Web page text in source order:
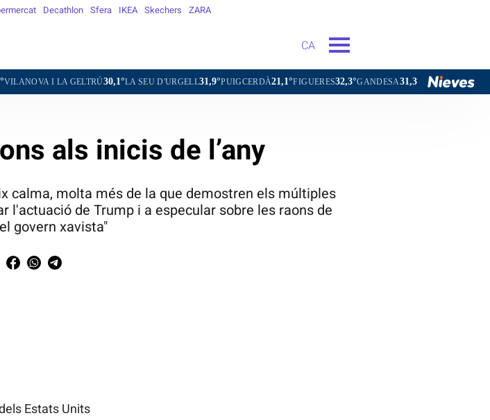
Decathlon Sfera IKEA Skechers ZARA
CA
I LA GELTRÚ30,1°LA SEU D'URGELL 31,9°PUIGCERDÀ21,1°FIGUERES32,3°GANDESA31,3°L'HOSPITALET DE
als inicis de l’any
calma, molta més de la que demostren els múltiples
l'actuació de Trump i a especular sobre les raons de
govern xavista"
Estats Units